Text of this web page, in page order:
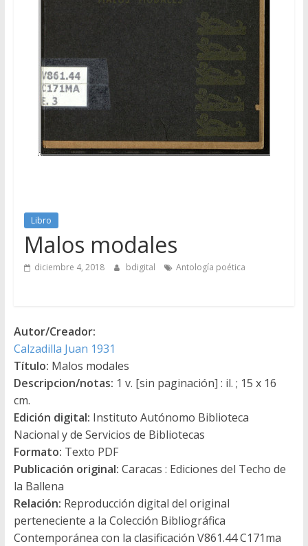
Libro
Malos modales
diciembre 4, 2018 bdigital Antología poética
Autor/Creador:
Calzadilla Juan 1931
Título: Malos modales
Descripcion/notas: 1 v. [sin paginación] : il. ; 15 x 16
cm.
Edición digital: Instituto Autónomo Biblioteca
Nacional y de Servicios de Bibliotecas
Formato: Texto PDF
Publicación original: Caracas : Ediciones del Techo de
la Ballena
Relación: Reproducción digital del original
perteneciente a la Colección Bibliográfica
Contemporánea con la clasificación V861.44 C171ma